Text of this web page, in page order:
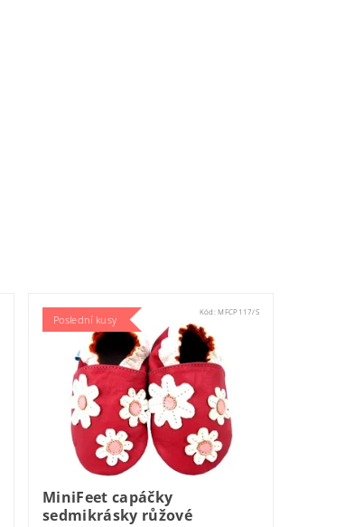
Poslední kusy
Kód:MFCP117/S
MiniFeet capáčky
sedmikrásky růžové